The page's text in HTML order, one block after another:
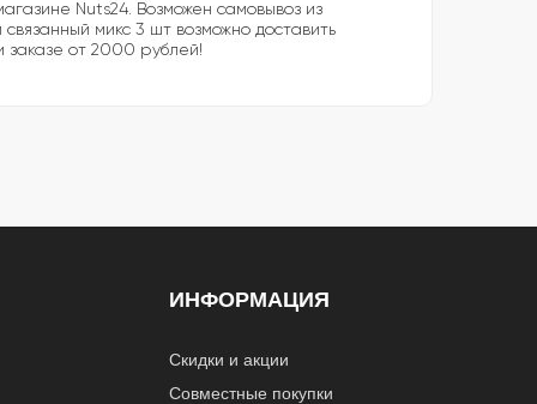
Nuts24. Возможен самовывоз из
микс 3 шт возможно доставить
заказе от 2000 рублей!
ИНФОРМАЦИЯ
Скидки и акции
Совместные покупки